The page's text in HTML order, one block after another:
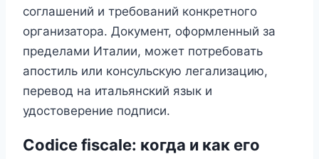
соглашений и требований конкретного
организатора. Документ, оформленный за
пределами Италии, может потребовать
апостиль или консульскую легализацию,
перевод на итальянский язык и
удостоверение подписи.
Codice fiscale: когда и как его